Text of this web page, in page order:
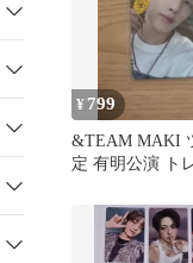
¥ 799
&TEAM MAKI
定 有明公演 ト